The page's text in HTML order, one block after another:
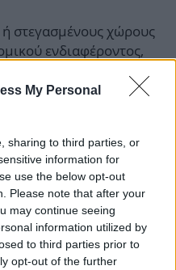
My Personal
sharing to third parties, or
information for
use the below opt-out
Please note that after your
may continue seeing
information utilized by
to third parties prior to
opt-out of the further
ή στεγασμένους χώρους
ενδιαφέροντος,
προβλέπεται
το οποίο
των 2.000 κατοίκων. Η
όμως, «καμπάνα»